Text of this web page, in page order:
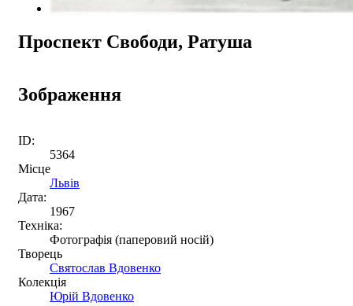
Проспект Свободи, Ратуша
Зображення
ID:
5364
Місце
Львів
Дата:
1967
Техніка:
Фотографія (паперовий носій)
Творець
Святослав Вдовенко
Колекція
Юрій Вдовенко